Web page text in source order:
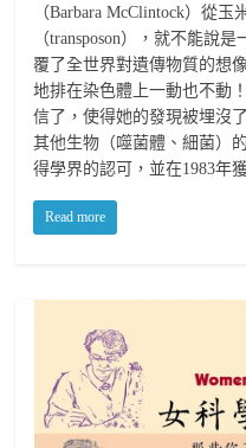
（Barbara McClintock）從
（transposon），就不能說
覆了全世界對遺傳物質的想
地排在染色體上一動也不動
信了，使得她的發現被埋沒
其他生物（噬菌體、細菌）
得學界的認可，並在1983年
Read more